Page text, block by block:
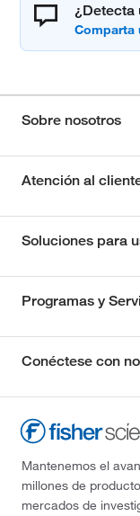
¿Detecta
Sobre nosotros
Atención al
Soluciones para
Programas y
Conéctese con
Mantenemos el
millones de
mercados de